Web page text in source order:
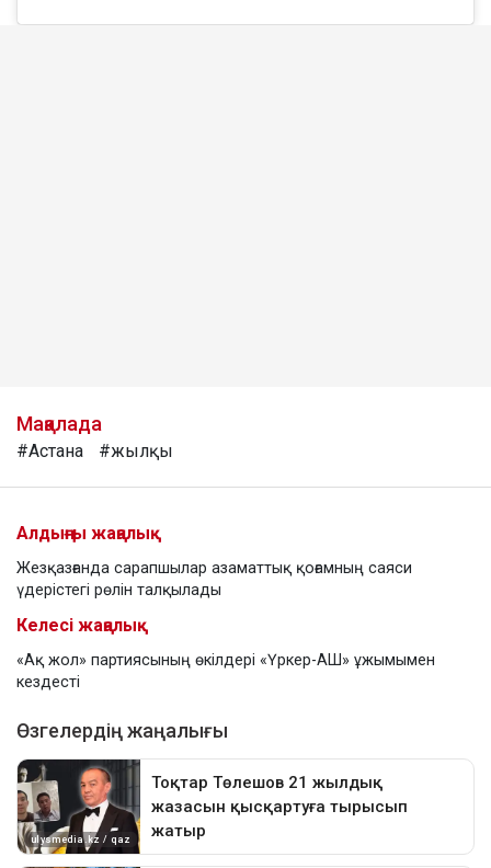
Мақалада
#Астана #жылқы
Алдыңғы жаңалық
Жезқазғанда сарапшылар азаматтық қоғамның саяси
үдерістегі рөлін талқылады
Келесі жаңалық
«Ақ жол» партиясының өкілдері «Үркер-АШ» ұжымымен
кездесті